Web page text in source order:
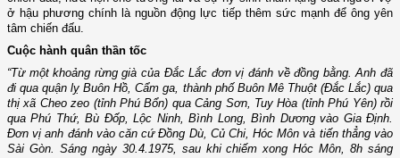
ở hậu phương chính là nguồn động lực tiếp thêm sức mạnh để ông yên
tâm chiến đấu.
Cuộc hành quân thần tốc
“Từ một khoảng rừng già của Đắc Lắc đơn vị đánh về đồng bằng. Anh đã
đi qua quận lỵ Buôn Hồ, Cẩm ga, thành phố Buôn Mê Thuột (Đắc Lắc) qua
thị xã Cheo zeo (tỉnh Phú Bổn) qua Cảng Sơn, Tuy Hòa (tỉnh Phú Yên) rồi
qua Phú Thứ, Bù Đốp, Lộc Ninh, Bình Long, Bình Dương vào Gia Định.
Đơn vị anh đánh vào căn cứ Đồng Dù, Củ Chi, Hóc Môn và tiến thẳng vào
Sài Gòn. Sáng ngày 30.4.1975, sau khi chiếm xong Hóc Môn, 8h sáng